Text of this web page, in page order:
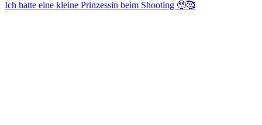
Ich hatte eine kleine Prinzessin beim Shooting 🥹🥰